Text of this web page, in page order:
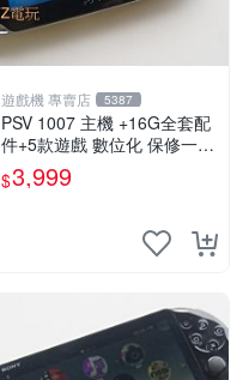
遊戲機 專賣店 5387
PSV 1007 主機 +16G全套配
件+5款遊戲 數位化 保修一年
品質有保障
$3,999